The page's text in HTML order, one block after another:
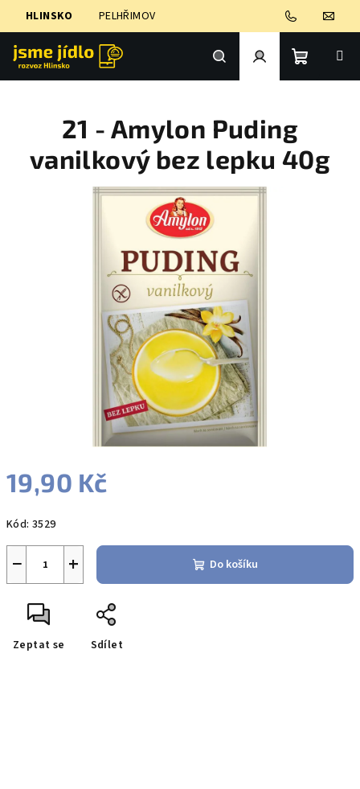
HLINSKO PELHŘIMOV
Hledat PřihlášeníNákupní
19,90 Kč
cena:
Kód: 3529
+
− Do košíku
Zeptat se Sdílet
21 - Amylon Puding
vanilkový bez lepku 40g